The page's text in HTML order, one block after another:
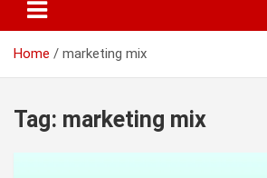
Home marketing mix
Tag: marketing mix